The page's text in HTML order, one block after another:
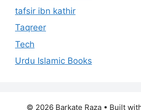
tafsir ibn kathir
Taqreer
Tech
Urdu Islamic Books
© 2026 Barkate Raza• Built